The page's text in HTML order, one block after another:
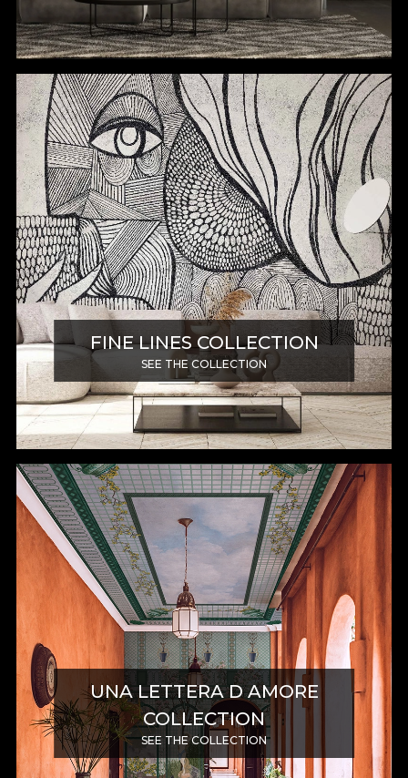
FINE LINES COLLECTION
SEE THE COLLECTION
UNA LETTERA D AMORE
COLLECTION
SEE THE COLLECTION